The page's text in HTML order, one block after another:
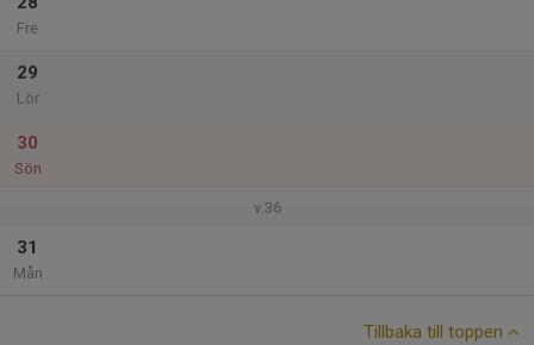
Fre
29
Lör
30
Sön
v.36
31
Mån
Tillbaka till toppen